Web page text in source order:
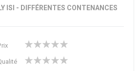
ISI - DIFFÉRENTES CONTENANCES
starstarsstarsstarsstars
starstarsstarsstarsstars